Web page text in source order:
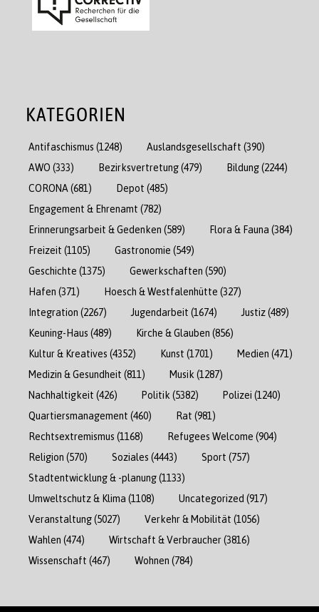
KATEGORIEN
Antifaschismus (1248) Auslandsgesellschaft (390)
AWO (333) Bezirksvertretung(479) Bildung(2244)
CORONA (681) Depot (485)
Engagement & Ehrenamt (782)
Erinnerungsarbeit & Gedenken (589) Flora & Fauna (384)
Freizeit (1105) Gastronomie (549)
Geschichte (1375) Gewerkschaften (590)
Hafen (371) Hoesch & Westfalenhütte (327)
Integration (2267) Jugendarbeit (1674) Justiz(489)
Keuning-Haus (489) Kirche & Glauben (856)
Kultur & Kreatives (4352) Kunst (1701) Medien (471)
Medizin & Gesundheit (811) Musik (1287)
Nachhaltigkeit (426) Politik (5382) Polizei (1240)
Quartiersmanagement (460) Rat (981)
Rechtsextremismus (1168) Refugees Welcome (904)
Religion (570) Soziales (4443) Sport (757)
Stadtentwicklung & -planung(1133)
Umweltschutz & Klima (1108) Uncategorized (917)
Veranstaltung(5027) Verkehr & Mobilität (1056)
Wahlen (474) Wirtschaft & Verbraucher(3816)
Wissenschaft (467) Wohnen (784)